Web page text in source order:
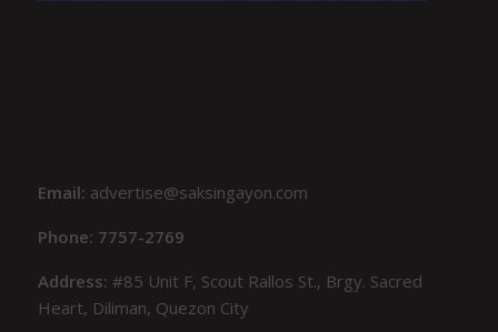
Email: advertise@saksingayon.com
Phone: 7757-2769
Address:#85 Unit F, Scout Rallos St., Brgy. Sacred
Heart, Diliman, Quezon City